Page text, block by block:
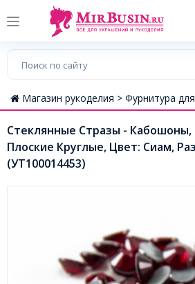
Магазин рукоделия > Фурнитура
Стеклянные Стразы - Кабошоны,
Плоские Круглые, Цвет: Сиам,
(УТ100014453)